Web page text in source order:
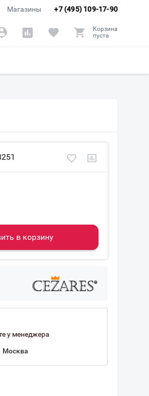
+7 (495) 109-17-90
Магазины
Корзина
пуста
в корзину
у менеджера
Москва